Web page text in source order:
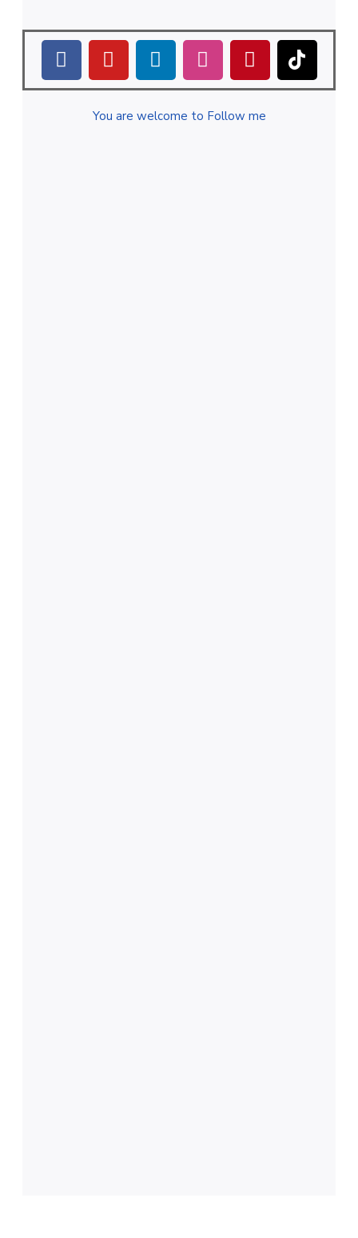
You are welcome to Follow me